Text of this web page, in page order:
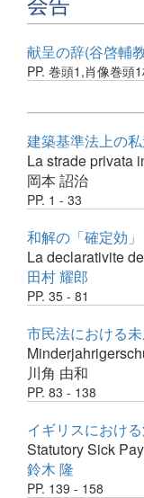
献呈の辞(谷啓輔
PP. 巻頭1,肖像巻頭
建築基準法上の
La strade privata
岡本 詔治
PP. 1 - 33
和解の「確定効
La declarativite
田村 耀郎
PP. 35 - 81
市民法における
川角 由和
PP. 83 - 138
イギリスにおけ
Statutory Sick
鈴木 隆
PP. 139 - 158